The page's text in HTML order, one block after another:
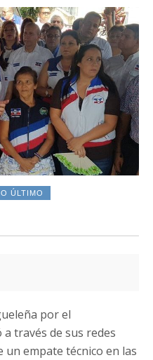
ÚLTIMO
por el
través de sus redes
un empate técnico en las